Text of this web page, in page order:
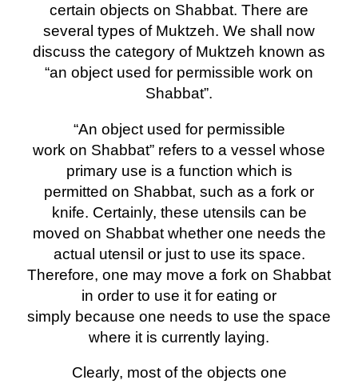
certain objects on Shabbat. There are
several types of Muktzeh. We shall now
discuss the category of Muktzeh known as
“an object used for permissible work on
Shabbat”.
“An object used for permissible
work on Shabbat” refers to a vessel whose
primary use is a function which is
permitted on Shabbat, such as a fork or
knife. Certainly, these utensils can be
moved on Shabbat whether one needs the
actual utensil or just to use its space.
Therefore, one may move a fork on Shabbat
in order to use it for eating or
simply because one needs to use the space
where it is currently laying.
Clearly, most of the objects one